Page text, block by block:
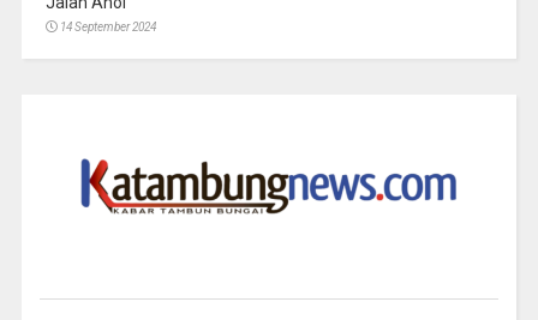
14 September 2024